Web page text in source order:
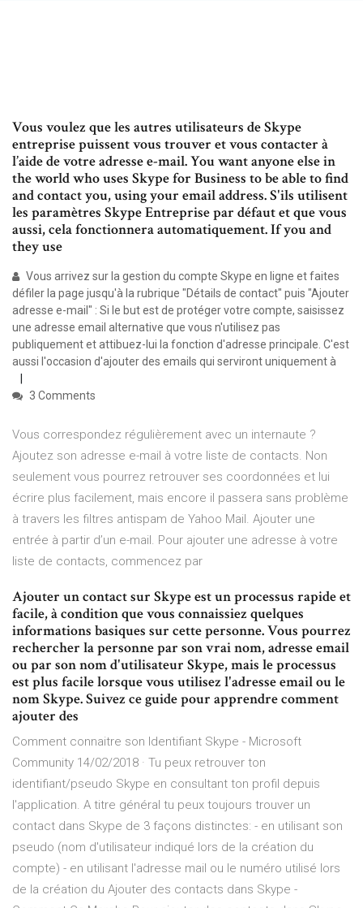
Vous voulez que les autres utilisateurs de Skype
entreprise puissent vous trouver et vous contacter à
l’aide de votre adresse e-mail. You want anyone else in
the world who uses Skype for Business to be able to find
and contact you, using your email address. S'ils utilisent
les paramètres Skype Entreprise par défaut et que vous
aussi, cela fonctionnera automatiquement. If you and
they use
Vous arrivez sur la gestion du compte Skype en ligne et faites
défiler la page jusqu'à la rubrique "Détails de contact" puis "Ajouter
adresse e-mail" : Si le but est de protéger votre compte, saisissez
une adresse email alternative que vous n'utilisez pas
publiquement et attibuez-lui la fonction d'adresse principale. C'est
aussi l'occasion d'ajouter des emails qui serviront uniquement à
3 Comments
Vous correspondez régulièrement avec un internaute ?
Ajoutez son adresse e-mail à votre liste de contacts. Non
seulement vous pourrez retrouver ses coordonnées et lui
écrire plus facilement, mais encore il passera sans problème
à travers les filtres antispam de Yahoo Mail. Ajouter une
entrée à partir d’un e-mail. Pour ajouter une adresse à votre
liste de contacts, commencez par
Ajouter un contact sur Skype est un processus rapide et
facile, à condition que vous connaissiez quelques
informations basiques sur cette personne. Vous pourrez
rechercher la personne par son vrai nom, adresse email
ou par son nom d'utilisateur Skype, mais le processus
est plus facile lorsque vous utilisez l'adresse email ou le
nom Skype. Suivez ce guide pour apprendre comment
ajouter des
Comment connaitre son Identifiant Skype - Microsoft
Community 14/02/2018 · Tu peux retrouver ton
identifiant/pseudo Skype en consultant ton profil depuis
l'application. A titre général tu peux toujours trouver un
contact dans Skype de 3 façons distinctes: - en utilisant son
pseudo (nom d'utilisateur indiqué lors de la création du
compte) - en utilisant l'adresse mail ou le numéro utilisé lors
de la création du Ajouter des contacts dans Skype -